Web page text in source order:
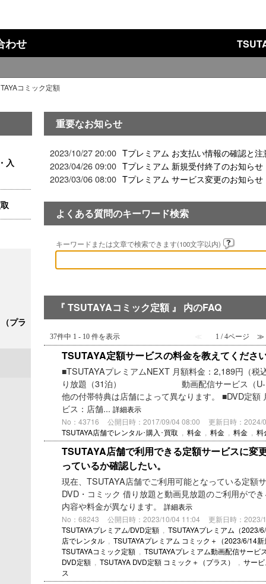
わせ
コミック定額
入
プラ
重要なお知らせ
2023/10/27 20:00 Tプレミアム お支払い情報の確認と
2023/04/26 09:00 Tプレミアム 新規受付終了のお知らせ
2023/03/06 08:00 Tプレミアム サービス変更のお知らせ
よくある質問のキーワード検索
キーワードまたは文章で検索できます(100文字以内)
『 TSUTAYAコミック定額 』 内のFAQ
37件中 1 - 10 件を表示 ≪ 1 / 4ページ ≫
TSUTAYA定額サービスの料金を教えてくださ
■TSUTAYAプレミアムNEXT 月額料金：2,189円（税
り放題（31泊） 動画配信サービス（U-
他の付帯特典は店舗によって異なります。 ■DVD定
ビス：店舗... 詳細表示
No：43716 公開日時：2017/09/04 08:00
更新日時：2024/
TSUTAYA店舗でレンタル･購入･買取
料金 料金 料金 料
TSUTAYA店舗で利用できる定額サービスに変
っているか確認したい。
現在、TSUTAYA店舗でご利用可能となっている定額
DVD・コミック 借り放題と動画見放題のご利用がで
内容や料金が異なります。
詳細表示
No：68243 公開日時：2023/10/04 11:04
更新日時：2023/
TSUTAYAプレミアム/DVD定額
TSUTAYAプレミアム（2023/
店でレンタル
TSUTAYAプレミアム コミック＋（2023/6/14
TSUTAYAコミック定額
TSUTAYAプレミアム動画配信サービ
DVD定額
TSUTAYA DVD定額 コミック＋（プラス）
サー
ス